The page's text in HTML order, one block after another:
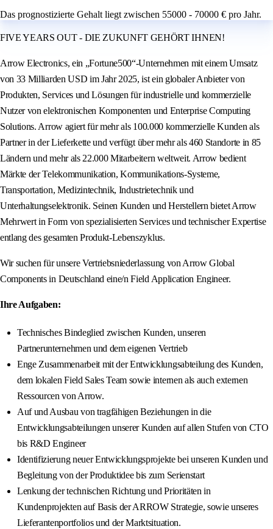
Das prognostizierte Gehalt liegt zwischen 55000 - 70000 € pro Jahr.
FIVE YEARS OUT - DIE ZUKUNFT GEHÖRT IHNEN!
Arrow Electronics, ein „Fortune500“-Unternehmen mit einem Umsatz
von 33 Milliarden USD im Jahr 2025, ist ein globaler Anbieter von
Produkten, Services und Lösungen für industrielle und kommerzielle
Nutzer von elektronischen Komponenten und Enterprise Computing
Solutions. Arrow agiert für mehr als 100.000 kommerzielle Kunden als
Partner in der Lieferkette und verfügt über mehr als 460 Standorte in 85
Ländern und mehr als 22.000 Mitarbeitern weltweit. Arrow bedient
Märkte der Telekommunikation, Kommunikations-Systeme,
Transportation, Medizintechnik, Industrietechnik und
Unterhaltungselektronik. Seinen Kunden und Herstellern bietet Arrow
Mehrwert in Form von spezialisierten Services und technischer Expertise
entlang des gesamten Produkt-Lebenszyklus.
Wir suchen für unsere Vertriebsniederlassung von Arrow Global
Components in Deutschland eine/n Field Application Engineer.
Ihre Aufgaben:
Technisches Bindeglied zwischen Kunden, unseren
Partnerunternehmen und dem eigenen Vertrieb
Enge Zusammenarbeit mit der Entwicklungsabteilung des Kunden,
dem lokalen Field Sales Team sowie internen als auch externen
Ressourcen von Arrow.
Auf und Ausbau von tragfähigen Beziehungen in die
Entwicklungsabteilungen unserer Kunden auf allen Stufen von CTO
bis R&D Engineer
Identifizierung neuer Entwicklungsprojekte bei unseren Kunden und
Begleitung von der Produktidee bis zum Serienstart
Lenkung der technischen Richtung und Prioritäten in
Kundenprojekten auf Basis der ARROW Strategie, sowie unseres
Lieferantenportfolios und der Marktsituation.